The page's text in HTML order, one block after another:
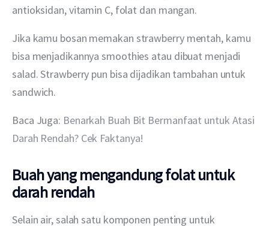
antioksidan, vitamin C, folat dan mangan.
Jika kamu bosan memakan strawberry mentah, kamu
bisa menjadikannya smoothies atau dibuat menjadi
salad. Strawberry pun bisa dijadikan tambahan untuk
sandwich.
Baca Juga: Benarkah Buah Bit Bermanfaat untuk Atasi
Darah Rendah? Cek Faktanya!
Buah yang mengandung folat untuk
darah rendah
Selain air, salah satu komponen penting untuk